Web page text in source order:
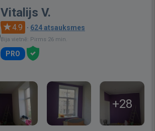
Vitalijs V.
4.9 · 624 atsauksmes
Bija vietnē: Pirms 26 min.
PRO
+28